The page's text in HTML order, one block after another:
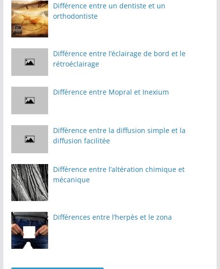
Différence entre un dentiste et un
orthodontiste
Différence entre l’éclairage de bord et le
rétroéclairage
Différence entre Mopral et Inexium
Différence entre la diffusion simple et la
diffusion facilitée
Différence entre l’altération chimique et
mécanique
Différences entre l’herpès et le zona